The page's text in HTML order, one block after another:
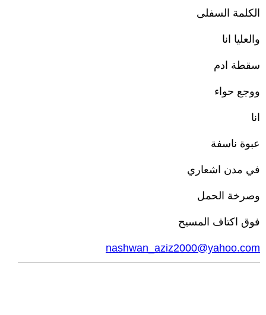
الكلمة السفلى
والعليا انا
سقطة ادم
ووجع حواء
انا
عبوة ناسفة
في مدن اشعاري
وصرخة الحمل
فوق اكتاف المسيح
nashwan_aziz2000@yahoo.com